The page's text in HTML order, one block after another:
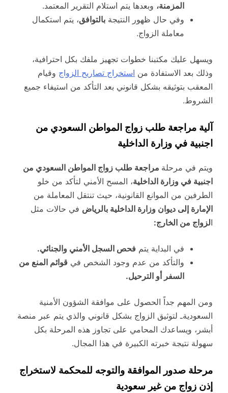
المزمنة، وبعدها يتم استلام التقرير المعتمد.
وفي حال ظهور النتيجة بالتوافق، يتم استكمال
معاملة الزواج.
ويسهل عليك مكتبنا خطوات تجهيز ملفك بكل احترافية،
وذلك بعد الاستفادة من استخراج تصاريح الزواج وقيام
المعقب بتوثيقه بشكل قانوني بعد التأكد من استيفاء جميع
الشروط.
آلية مراجعة طلب زواج المواطن السعودي من
اجنبية في وزارة الداخلية
ويتم في مرحلة مراجعة طلب زواج المواطن السعودي من
اجنبية في وزارة الداخلية، المسح الأمني لتأكد من خلو
الطرفين من الموانع القانونية، حيث تنتقل المعاملة من
الإمارة إلى ديوان وزارة الداخلية بالرياض في حالات مثل
الزواج من الخارج:
في البداية يتم فحص السجل الأمني والجنائي.
والتأكد من عدم وجود الشخص في قوائم المنع من
السفر أو الترحيل.
ومن المهم جداً الحصول على موافقة الشؤون الأمنية
السعوديةـ لتوثيق الزواج بشكل قانوني والذي يتم عبر منصة
أبشر، ويساعدك المحامي على تجاوز هذه المرحلة بكل
سهولة نتيجة خبرته الكبيرة في هذا المجال.
مرحلة صدور الموافقة والتوجه للمحكمة لاستخراج
إذن زواج من غير سعودية